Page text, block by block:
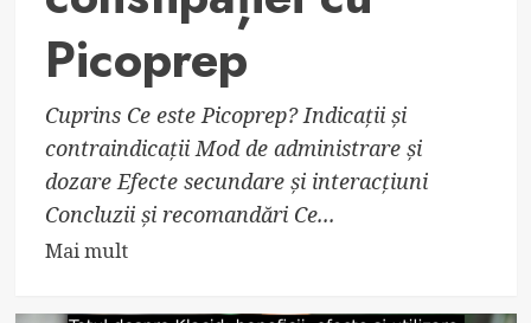
Picoprep
Cuprins Ce este Picoprep? Indicații și
contraindicații Mod de administrare și
dozare Efecte secundare și interacțiuni
Concluzii și recomandări Ce...
Mai multRead
about